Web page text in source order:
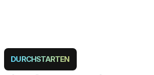
DURCHSTARTEN